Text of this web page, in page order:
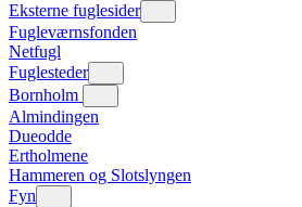
Eksterne fuglesider
Fugleværnsfonden
Netfugl
Fuglesteder
Bornholm
Almindingen
Dueodde
Ertholmene
Hammeren og Slotslyngen
Fyn